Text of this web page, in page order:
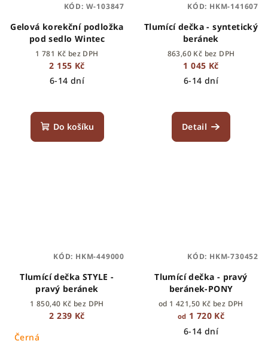
Gelová korekční podložka
pod sedlo Wintec
1 781 Kč bez DPH
2 155 Kč
6-14 dní
Do košíku
KÓD: W-103847
Tlumící dečka - syntetický
beránek
863,60 Kč bez DPH
1 045 Kč
6-14 dní
Detail
KÓD: HKM-141607
Tlumící dečka STYLE -
pravý beránek
1 850,40 Kč bez DPH
2 239 Kč
Černá
KÓD: HKM-449000
Tlumící dečka - pravý
beránek-PONY
od 1 421,50 Kč bez DPH
od 1 720 Kč
6-14 dní
KÓD: HKM-730452